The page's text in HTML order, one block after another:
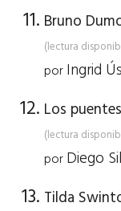
Bruno
(lectura
porIngrid
Los
(lectura
porDiego
Tilda